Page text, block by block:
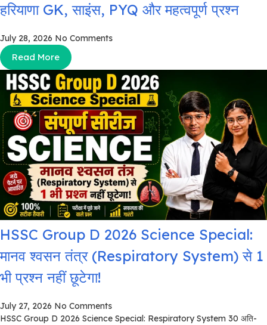
हरियाणा GK, साइंस, PYQ और महत्वपूर्ण प्रश्न
July 28, 2026 No Comments
Read More
HSSC Group D 2026 Science Special:
मानव श्वसन तंत्र (Respiratory System) से 1
भी प्रश्न नहीं छूटेगा!
July 27, 2026 No Comments
HSSC Group D 2026 Science Special: Respiratory System 30 अति-